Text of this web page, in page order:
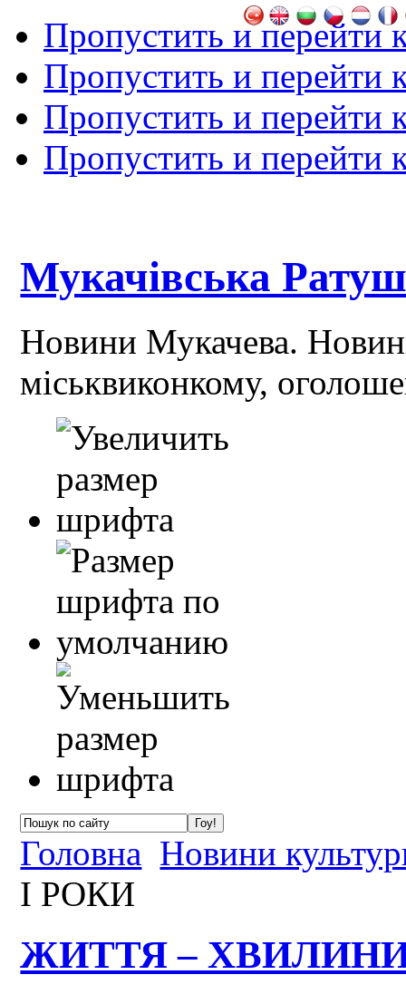
Пропустить и перейти
Пропустить и перейти
Пропустить и перейти
Пропустить и перейти
Мукачівська
Новини Мукачева.
міськвиконкому,
Головна Новини
І РОКИ
ЖИТТЯ –